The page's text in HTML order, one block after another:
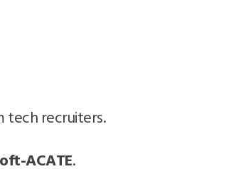
tech recruiters.
ACATE.